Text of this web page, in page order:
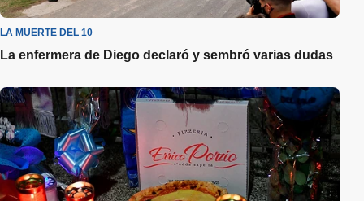
LA MUERTE DEL 10
La enfermera de Diego declaró y sembró varias dudas